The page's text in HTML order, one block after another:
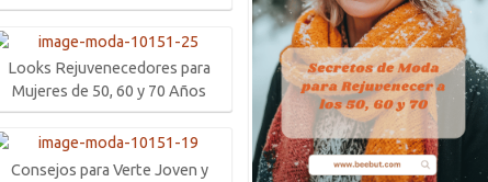
Looks Rejuvenecedores para
Mujeres de 50, 60 y 70 Años
Consejos para Verte Joven y